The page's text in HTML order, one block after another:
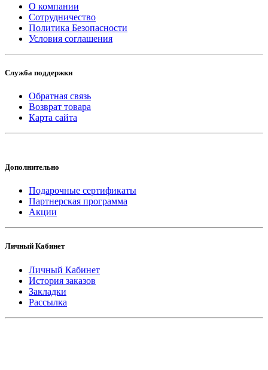
О компании
Сотрудничество
Политика Безопасности
Условия соглашения
Служба поддержки
Обратная связь
Возврат товара
Карта сайта
Дополнительно
Подарочные сертификаты
Партнерская программа
Акции
Личный Кабинет
Личный Кабинет
История заказов
Закладки
Рассылка